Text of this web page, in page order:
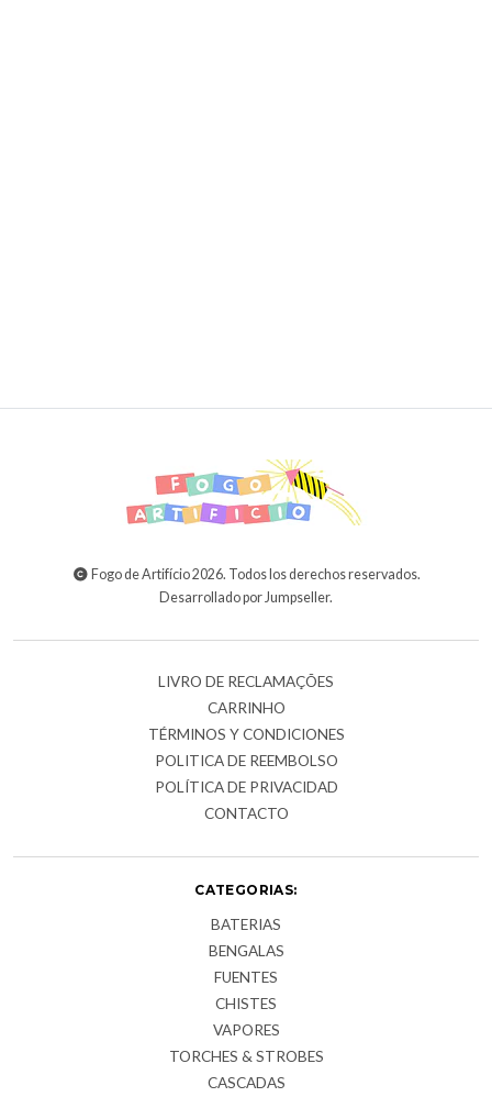
Fogo de Artifício 2026. Todos los derechos reservados.
Desarrollado por Jumpseller.
LIVRO DE RECLAMAÇÕES
CARRINHO
TÉRMINOS Y CONDICIONES
POLITICA DE REEMBOLSO
POLÍTICA DE PRIVACIDAD
CONTACTO
CATEGORIAS:
BATERIAS
BENGALAS
FUENTES
CHISTES
VAPORES
TORCHES & STROBES
CASCADAS